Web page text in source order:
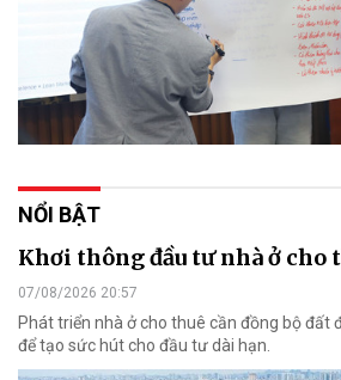
NỔI BẬT
Khơi thông đầu tư nhà ở cho
07/08/2026 20:57
Phát triển nhà ở cho thuê cần đồng bộ đất
để tạo sức hút cho đầu tư dài hạn.